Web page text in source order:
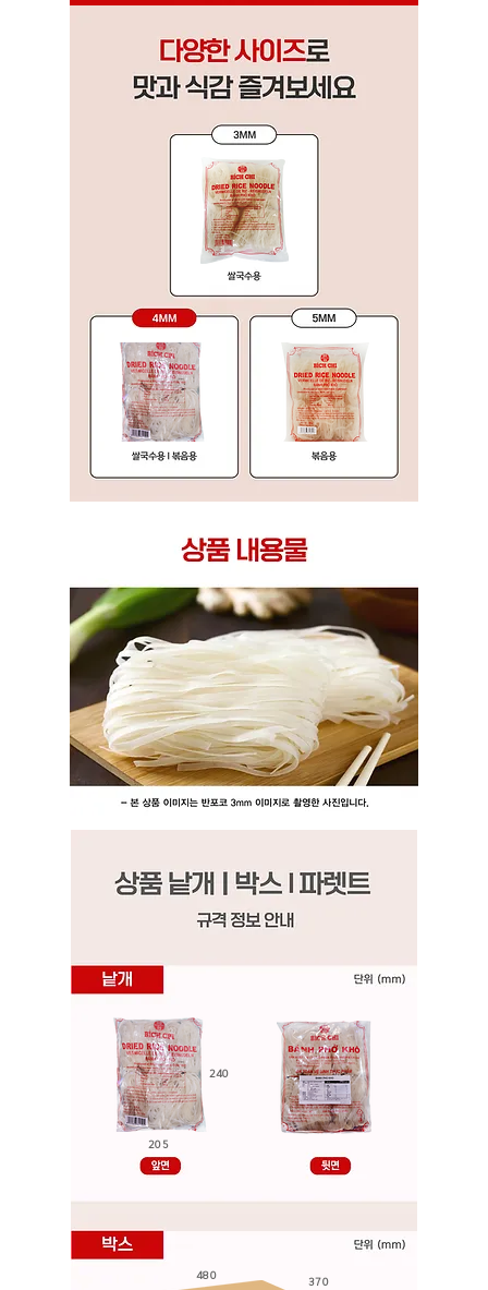
240
370
480
205